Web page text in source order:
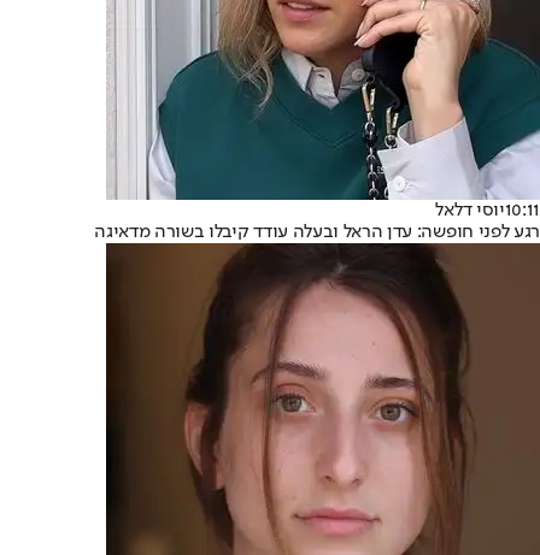
10:11יוסי דלאל
רגע לפני חופשה: עדן הראל ובעלה עודד קיבלו בשורה מדאיגה